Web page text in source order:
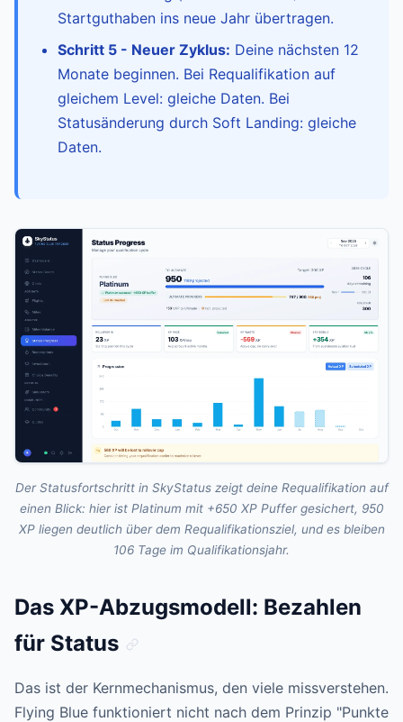
Startguthaben ins neue Jahr übertragen.
Schritt 5 - Neuer Zyklus: Deine nächsten 12
Monate beginnen. Bei Requalifikation auf
gleichem Level: gleiche Daten. Bei
Statusänderung durch Soft Landing: gleiche
Daten.
Der Statusfortschritt in SkyStatus zeigt deine Requalifikation auf
einen Blick: hier ist Platinum mit +650 XP Puffer gesichert, 950
XP liegen deutlich über dem Requalifikationsziel, und es bleiben
106 Tage im Qualifikationsjahr.
Das XP-Abzugsmodell: Bezahlen
für Status
Das ist der Kernmechanismus, den viele missverstehen.
Flying Blue funktioniert nicht nach dem Prinzip "Punkte